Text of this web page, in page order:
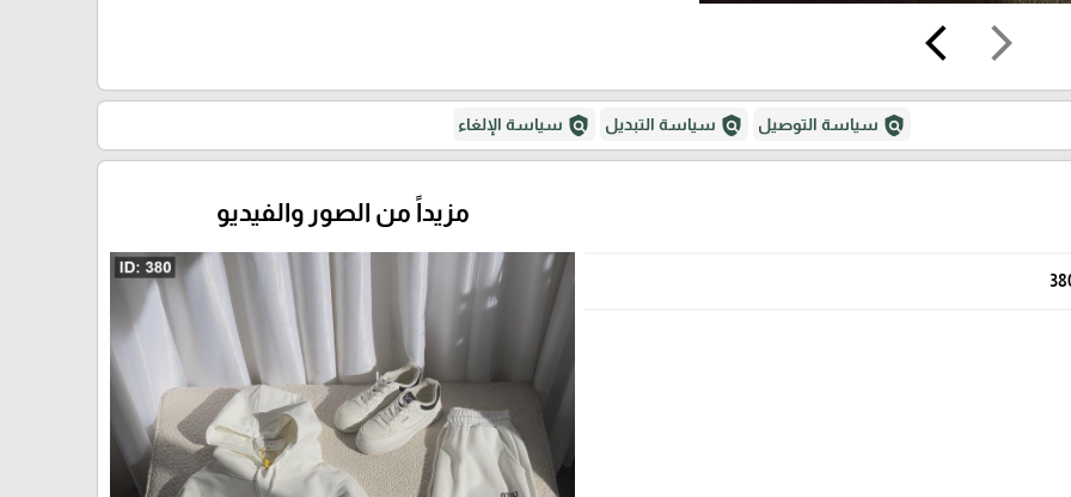
arrow_forward_ios
arrow_back_ios
policy سياسة التوصيل policy سياسة التبديل policy سياسة الإلغاء
مزيداً من الصور والفيديو